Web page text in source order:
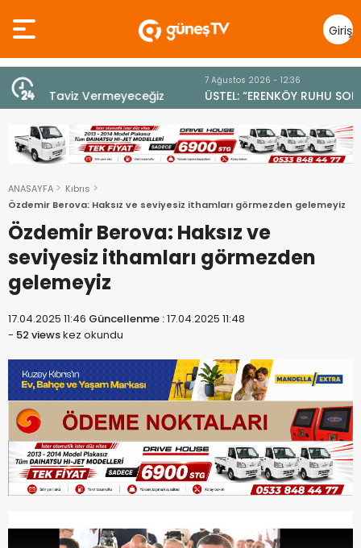
Giriş
Yap
ÜSTEL: “ERENKÖY RUHU SONSUZA DEK YAŞAYACAK”
ANASAYFA
Kıbrıs
Özdemir Berova: Haksız ve seviyesiz ithamları görmezden gelemeyiz
Özdemir Berova: Haksız ve
seviyesiz ithamları görmezden
gelemeyiz
17.04.2025 11:46 Güncellenme :17.04.2025 11:48
- 52 viewskez okundu